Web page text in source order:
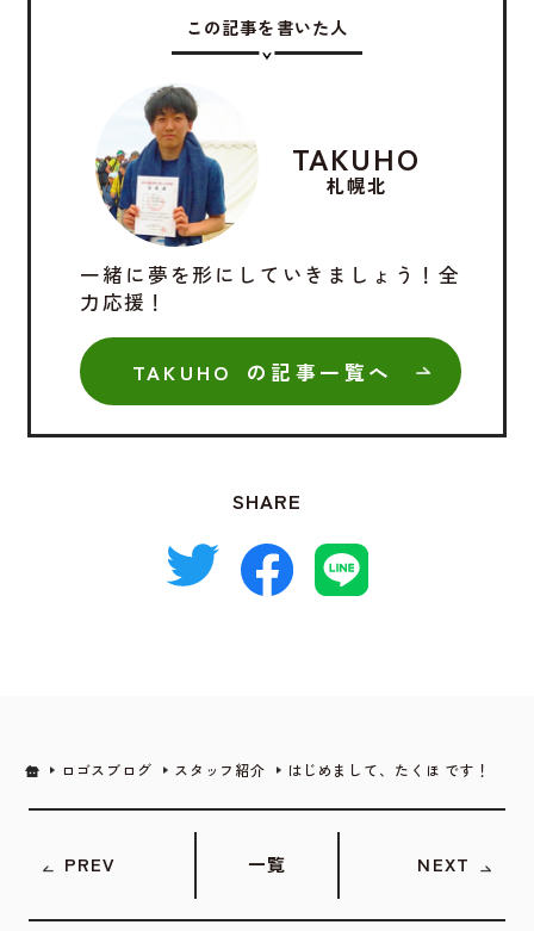
この記事を書いた人
TAKUHO
札幌北
一緒に夢を形にしていきましょう！全
力応援！
TAKUHO の記事一覧へ
SHARE
PREV 一覧 NEXT
ロゴスブログ スタッフ紹介 はじめまして、たくほ です！